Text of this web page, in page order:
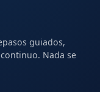
guiados,
Nada se